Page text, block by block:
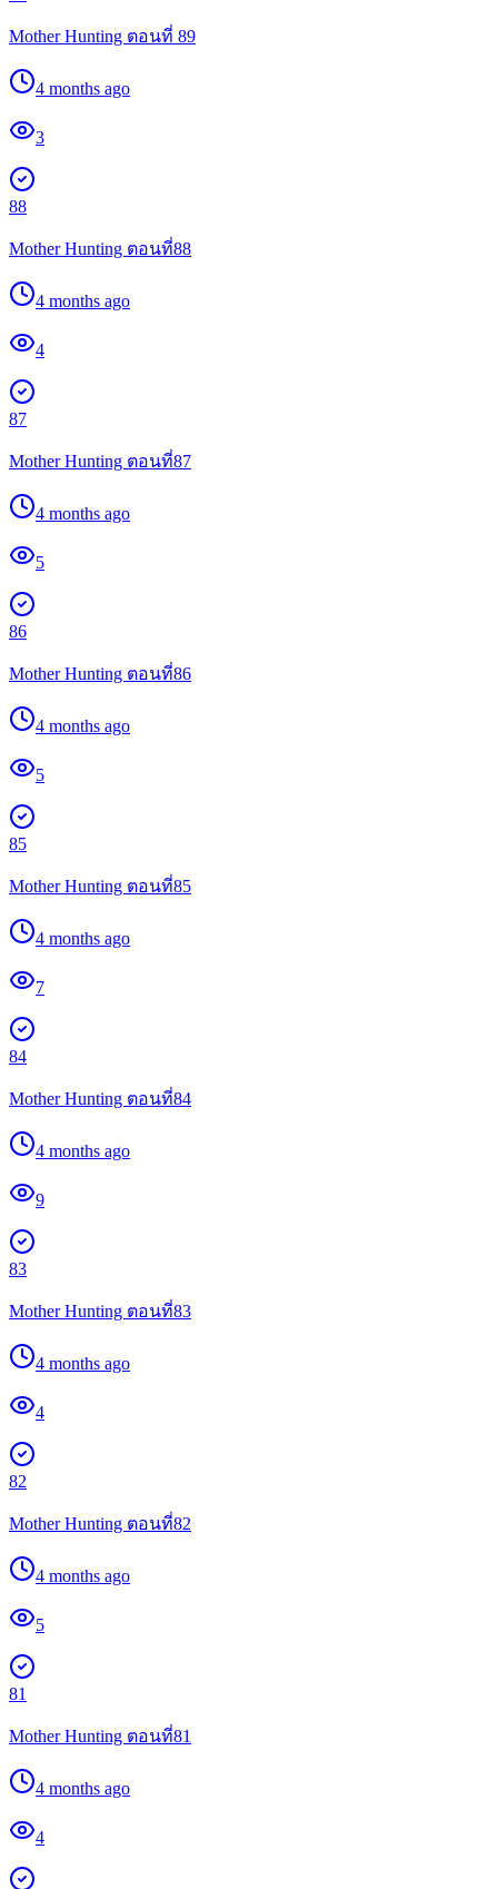
Mother Hunting ตอนที่ 89
4 months ago
3
88
Mother Hunting ตอนที่88
4 months ago
4
87
Mother Hunting ตอนที่87
4 months ago
5
86
Mother Hunting ตอนที่86
4 months ago
5
85
Mother Hunting ตอนที่85
4 months ago
7
84
Mother Hunting ตอนที่84
4 months ago
9
83
Mother Hunting ตอนที่83
4 months ago
4
82
Mother Hunting ตอนที่82
4 months ago
5
81
Mother Hunting ตอนที่81
4 months ago
4